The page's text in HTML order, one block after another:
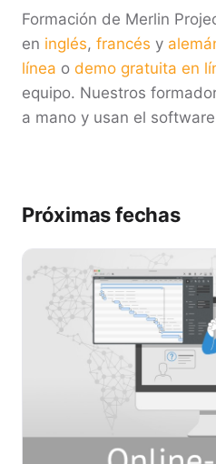
Formación de Merlin
en inglés, francés y
línea o demo gratuita en
equipo. Nuestros
a mano y usan el
Próximas fechas